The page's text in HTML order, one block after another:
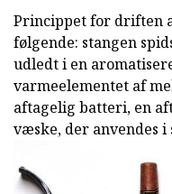
Princippet for driften
følgende: stangen
udledt i en
varmeelementet af
aftagelig batteri, en
væske, der anvendes i